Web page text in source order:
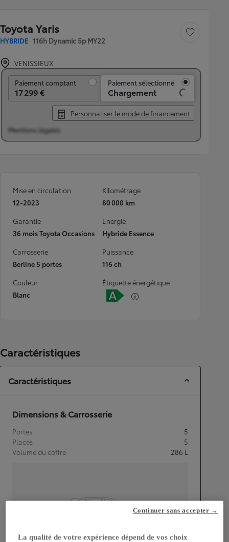
Toyota Yaris
HYBRIDE 116h Dynamic 5p MY22
Sauvegarder le
VENISSIEUX
Paiement comptant
17 299 €
Paiement sélectionné
Chargement
Personnaliser le mode de financement
Mentions légales
Mise en circulation
12-2023
Kilométrage
80 000 km
Garantie
36 mois Toyota Occasions
Energie
Hybride Essence
Carrosserie
Berline 5 portes
Puissance
116 ch
Couleur
Blanc
Étiquette énergétique
Caractéristiques
Caractéristiques
Dimensions & Carrosserie
Portes
5
Places
5
Volume du coffre
286 L
La qualité de votre expérience dépend de vos choix
Continuer sans accepter →